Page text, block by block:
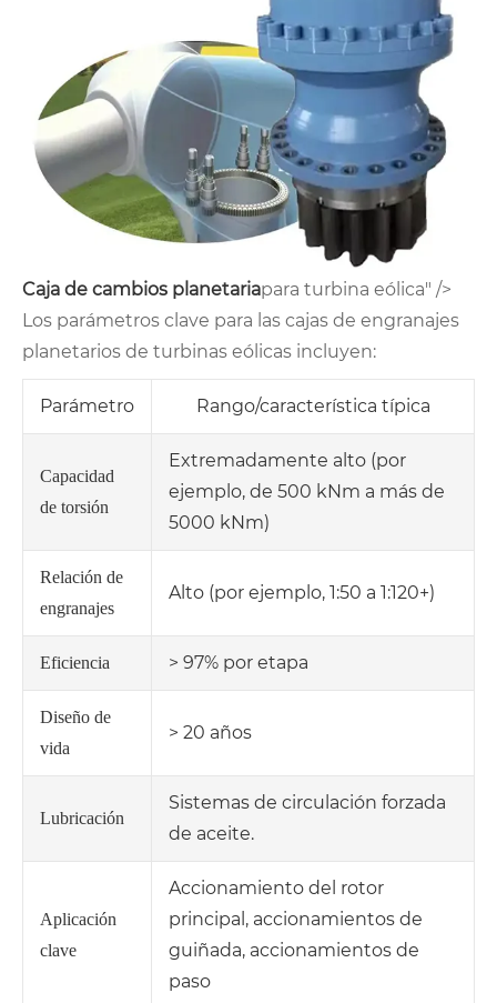
Caja de cambios planetariapara turbina eólica" />
Los parámetros clave para las cajas de engranajes
planetarios de turbinas eólicas incluyen:
Parámetro Rango/característica típica
Capacidad
de torsión
Extremadamente alto (por
ejemplo, de 500 kNm a más de
5000 kNm)
Relación de
engranajes
Alto (por ejemplo, 1:50 a 1:120+)
Eficiencia > 97% por etapa
Diseño de
vida
> 20 años
Lubricación
Sistemas de circulación forzada
de aceite.
Aplicación
clave
Accionamiento del rotor
principal, accionamientos de
guiñada, accionamientos de
paso